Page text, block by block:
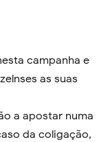
campanha e
as suas
a apostar numa
da coligação,